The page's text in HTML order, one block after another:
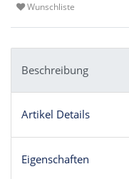
Wunschliste
Beschreibung
Artikel Details
Eigenschaften